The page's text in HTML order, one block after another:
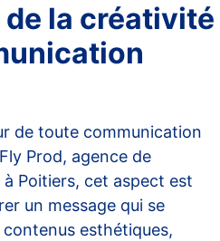
de la créativité
de toute communication
Prod, agence de
Poitiers, cet aspect est
un message qui se
esthétiques,